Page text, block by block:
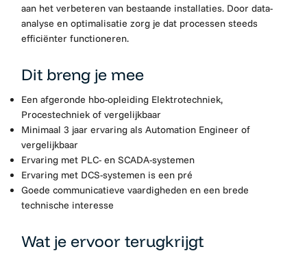
aan het verbeteren van bestaande installaties. Door data-
analyse en optimalisatie zorg je dat processen steeds
efficiënter functioneren.
Dit breng je mee
Een afgeronde hbo-opleiding Elektrotechniek,
Procestechniek of vergelijkbaar
Minimaal 3 jaar ervaring als Automation Engineer of
vergelijkbaar
Ervaring met PLC- en SCADA-systemen
Ervaring met DCS-systemen is een pré
Goede communicatieve vaardigheden en een brede
technische interesse
Wat je ervoor terugkrijgt